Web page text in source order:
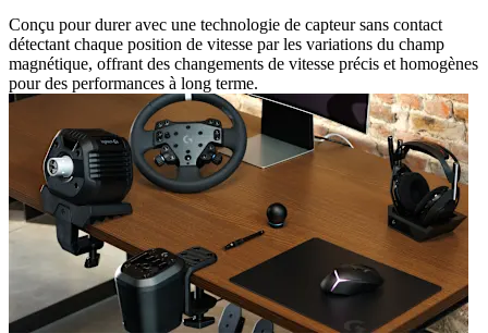
Conçu pour durer avec une technologie de capteur sans contact
détectant chaque position de vitesse par les variations du champ
magnétique, offrant des changements de vitesse précis et homogènes
pour des performances à long terme.